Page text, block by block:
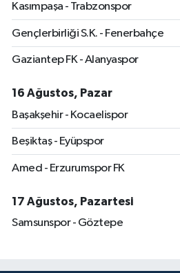
Kasımpaşa - Trabzonspor
Gençlerbirliği S.K. - Fenerbahçe
Gaziantep FK - Alanyaspor
16 Ağustos, Pazar
Başakşehir - Kocaelispor
Beşiktaş - Eyüpspor
Amed - Erzurumspor FK
17 Ağustos, Pazartesi
Samsunspor - Göztepe